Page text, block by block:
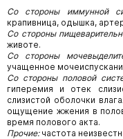
Со стороны иммунной
крапивница, одышка,
Со стороны
животе.
Со стороны
учащенное
Со стороны половой
гиперемия и отек
слизистой оболочки
ощущение жжения в
время полового акта.
Прочие:частота